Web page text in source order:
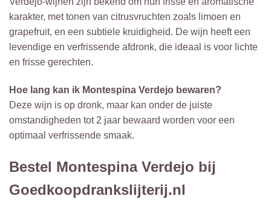
karakter, met tonen van citrusvruchten zoals limoen en
grapefruit, en een subtiele kruidigheid. De wijn heeft een
levendige en verfrissende afdronk, die ideaal is voor lichte
en frisse gerechten.
Hoe lang kan ik Montespina Verdejo bewaren?
Deze wijn is op dronk, maar kan onder de juiste
omstandigheden tot 2 jaar bewaard worden voor een
optimaal verfrissende smaak.
Bestel Montespina Verdejo bij
Goedkoopdrankslijterij.nl